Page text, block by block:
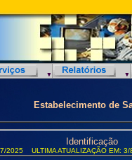
Estabelecimento de
Identificação
2025 ULTIMA ATUALIZAÇÃO EM: